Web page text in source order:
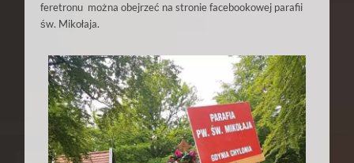
feretronu można obejrzeć na stronie facebookowej parafii
św. Mikołaja.